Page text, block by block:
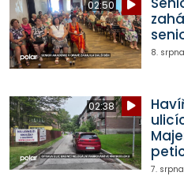
02:50
8.
02:38
7.